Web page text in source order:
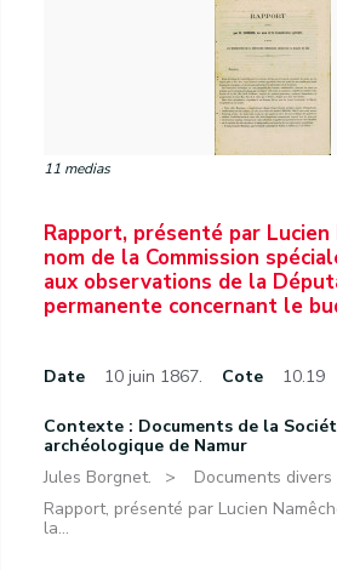
11 medias
Rapport, présenté par Lucien
nom de la Commission
aux observations de la
permanente concernant le
Date 10 juin 1867. Cote 10.19
Contexte : Documents de la
archéologique de Namur
Jules Borgnet.
Documents divers
Rapport, présenté par Lucien
la...